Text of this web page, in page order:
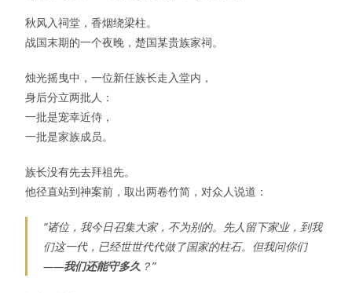
秋风入祠堂，香烟绕梁柱。
战国末期的一个夜晚，楚国某贵族家祠。
烛光摇曳中，一位新任族长走入堂内，
身后分立两批人：
一批是宠幸近侍，
一批是家族成员。
族长没有先去拜祖先。
他径直站到神案前，取出两卷竹简，对众人说道：
“诸位，我今日召集大家，不为别的。先人留下家业，到我
们这一代，已经世世代代做了国家的柱石。但我问你们
——我们还能守多久 ？”